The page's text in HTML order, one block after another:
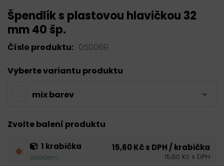
Špendlík s plastovou hlavičkou 32
mm 40 šp.
Číslo produktu: 050069
Vyberte variantu produktu
mix barev
Zvolte balení produktu
1 krabička
skladem
15,60 Kč s DPH / krabička
15,60 Kč s DPH